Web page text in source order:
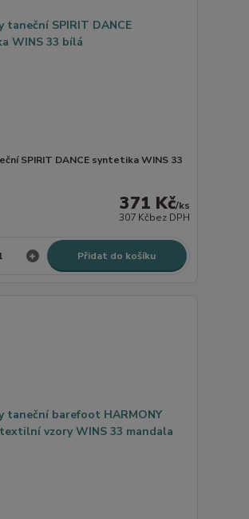
SPIRIT DANCE syntetika WINS 33
371 Kč/ks
307 Kčbez DPH
Přidat do košíku